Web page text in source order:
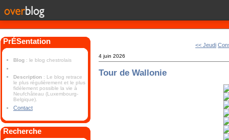
PrÉSentation
Blog : le blog chestrolais
Description : Le blog retrace
le plus régulièrement et le plus
fidèlement possible la vie à
Neufchâteau (Luxembourg-
Belgique).
Contact
Recherche
<< Jeudi
4 juin 2026
Tour de Wallonie